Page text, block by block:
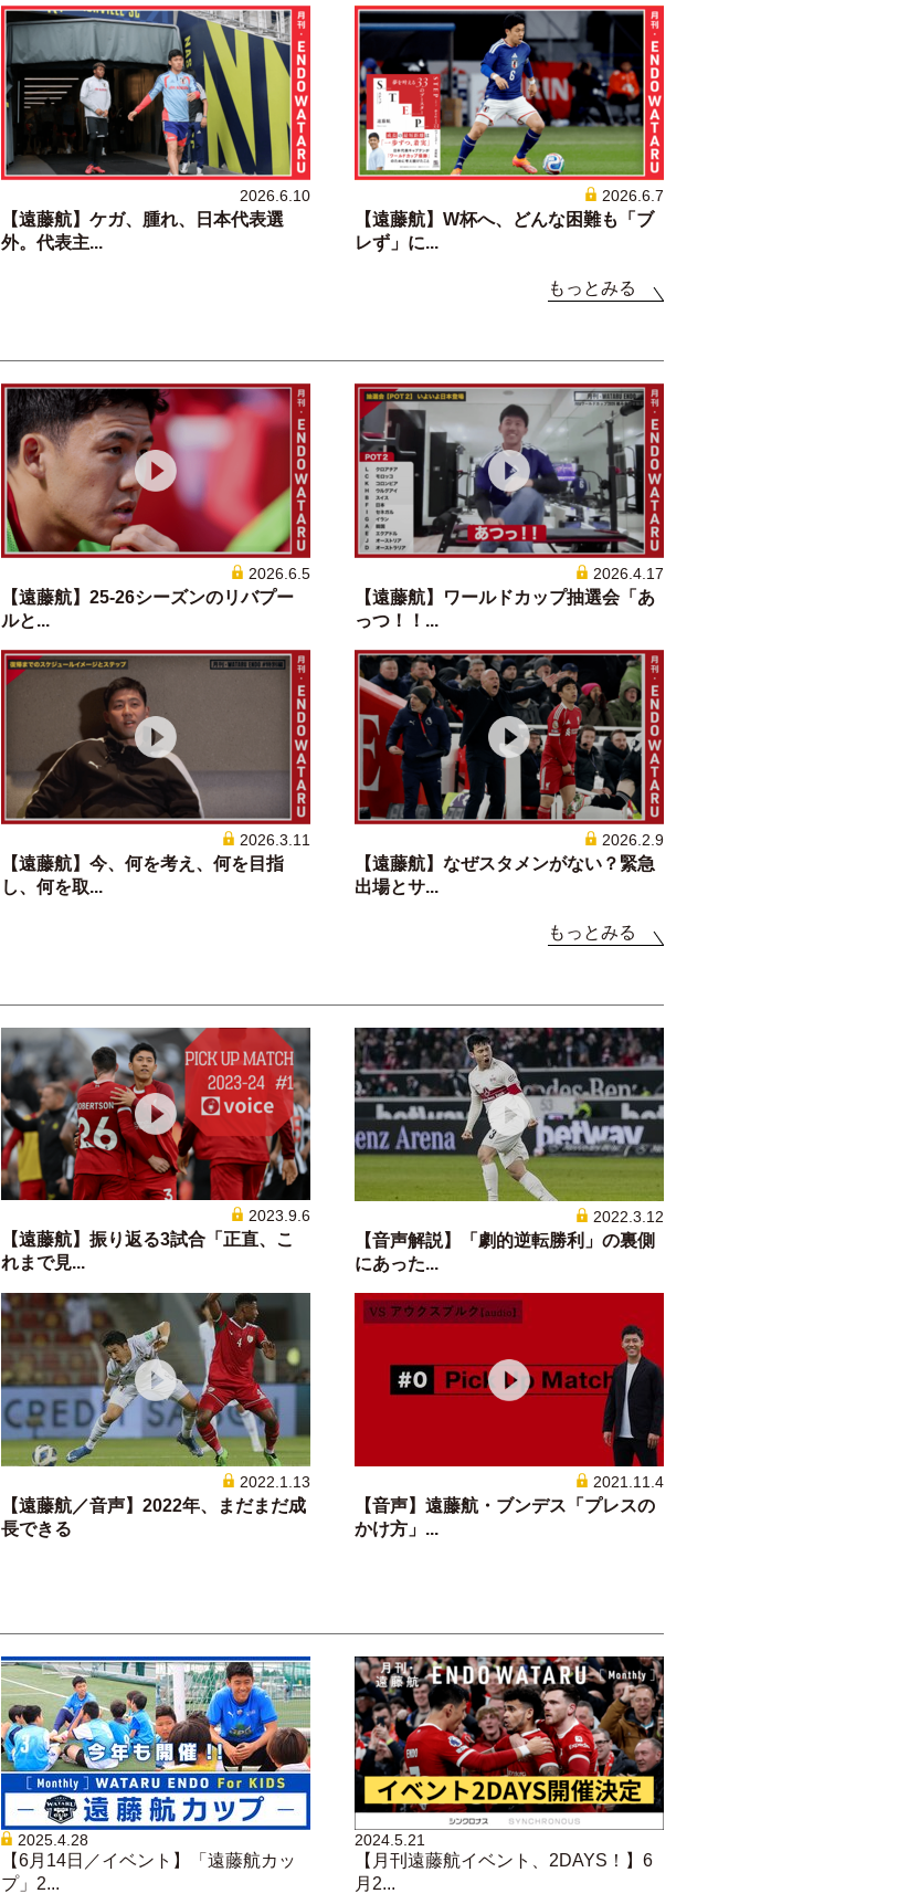
2026.6.10
【遠藤航】ケガ、腫れ、日本代表選
外。代表主...
2026.6.7
【遠藤航】W杯へ、どんな困難も「ブ
レず」に...
もっとみる
2026.6.5
【遠藤航】25-26シーズンのリバプー
ルと...
2026.4.17
【遠藤航】ワールドカップ抽選会「あ
っつ！！...
2026.3.11
【遠藤航】今、何を考え、何を目指
し、何を取...
2026.2.9
【遠藤航】なぜスタメンがない？緊急
出場とサ...
もっとみる
2023.9.6
【遠藤航】振り返る3試合「正直、こ
れまで見...
2022.3.12
【音声解説】「劇的逆転勝利」の裏側
にあった...
2022.1.13
【遠藤航／音声】2022年、まだまだ成
長できる
2021.11.4
【音声】遠藤航・ブンデス「プレスの
かけ方」...
2025.4.28
【6月14日／イベント】「遠藤航カッ
プ」2...
2024.5.21
【月刊遠藤航イベント、2DAYS！】6
月2...